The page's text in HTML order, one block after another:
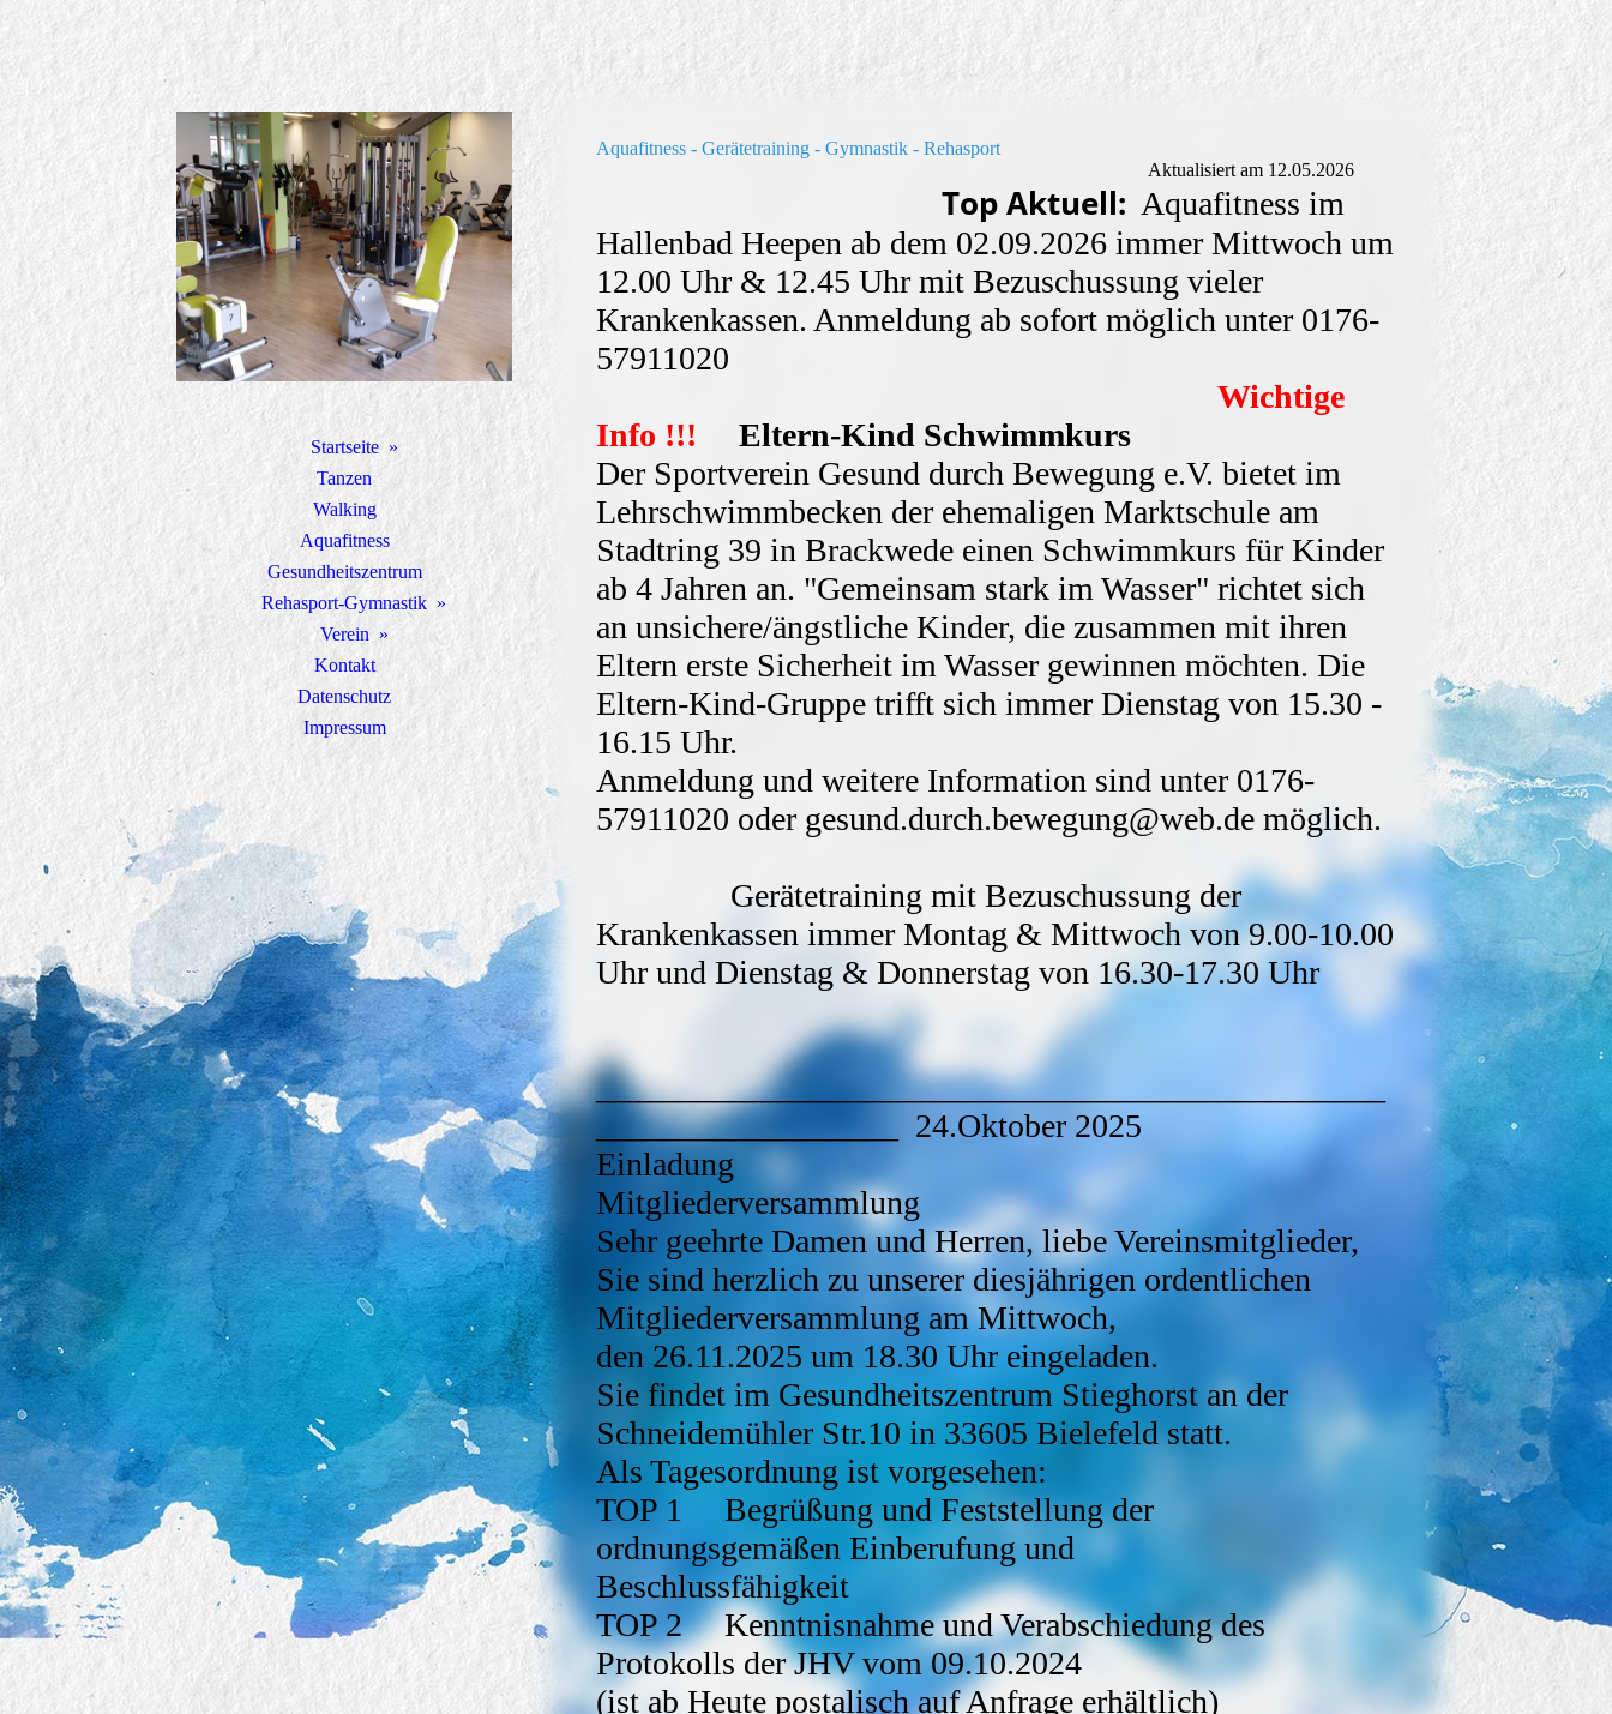
Startseite
Tanzen
Walking
Aquafitness
Gesundheitszentrum
Rehasport-Gymnastik
Verein
Kontakt
Datenschutz
Impressum
Aquafitness - Gerätetraining - Gymnastik - Rehasport
Aktualisiert am 12.05.2026
Top Aktuell: Aquafitness im
Hallenbad Heepen ab dem 02.09.2026 immer Mittwoch um
12.00 Uhr & 12.45 Uhr mit Bezuschussung vieler
Krankenkassen. Anmeldung ab sofort möglich unter 0176-
57911020
Wichtige
Info !!! Eltern-Kind Schwimmkurs
Der Sportverein Gesund durch Bewegung e.V. bietet im
Lehrschwimmbecken der ehemaligen Marktschule am
Stadtring 39 in Brackwede einen Schwimmkurs für Kinder
ab 4 Jahren an. "Gemeinsam stark im Wasser" richtet sich
an unsichere/ängstliche Kinder, die zusammen mit ihren
Eltern erste Sicherheit im Wasser gewinnen möchten. Die
Eltern-Kind-Gruppe trifft sich immer Dienstag von 15.30 -
16.15 Uhr.
Anmeldung und weitere Information sind unter 0176-
57911020 oder gesund.durch.bewegung@web.de möglich.
Gerätetraining mit Bezuschussung der
Krankenkassen immer Montag & Mittwoch von 9.00-10.00
Uhr und Dienstag & Donnerstag von 16.30-17.30 Uhr
_______________________________________________
__________________ 24.Oktober 2025
Einladung
Mitgliederversammlung
Sehr geehrte Damen und Herren, liebe Vereinsmitglieder,
Sie sind herzlich zu unserer diesjährigen ordentlichen
Mitgliederversammlung am Mittwoch,
den 26.11.2025 um 18.30 Uhr eingeladen.
Sie findet im Gesundheitszentrum Stieghorst an der
Schneidemühler Str.10 in 33605 Bielefeld statt.
Als Tagesordnung ist vorgesehen:
TOP 1 Begrüßung und Feststellung der
ordnungsgemäßen Einberufung und
Beschlussfähigkeit
TOP 2 Kenntnisnahme und Verabschiedung des
Protokolls der JHV vom 09.10.2024
(ist ab Heute postalisch auf Anfrage erhältlich)